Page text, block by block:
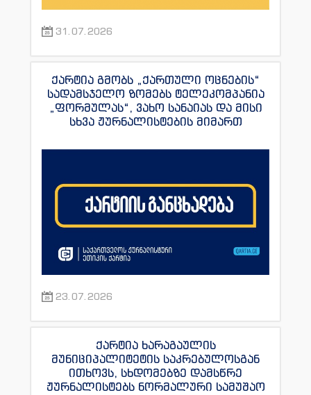
31.07.2026
ქარტია გმობს „ქართული ოცნების“
სადამსჯელო ზომებს ტელეკომპანია
„ფორმულას“, ვახო სანაიას და მისი
სხვა ჟურნალისტების მიმართ
23.07.2026
ქარტია ხარაგაულის
მუნიციპალიტეტის საკრებულოსგან
ითხოვს, სხდომებზე დამსწრე
ჟურნალისტებს ნორმალური სამუშაო